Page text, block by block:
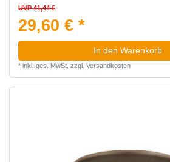
UVP 41,44 €
29,60 € *
In den Warenkorb
* inkl. ges. MwSt. zzgl. Versandkosten